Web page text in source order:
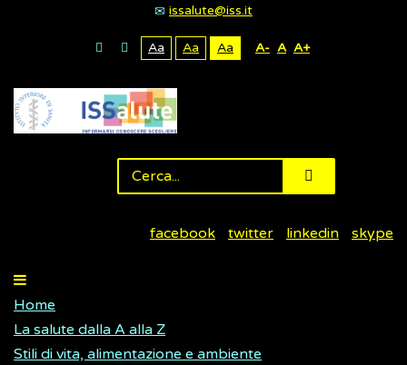
issalute@iss.it
Aa Aa Aa A- A A+
facebook twitter linkedin skype
Home
La salute dalla A alla Z
Stili di vita, alimentazione e ambiente